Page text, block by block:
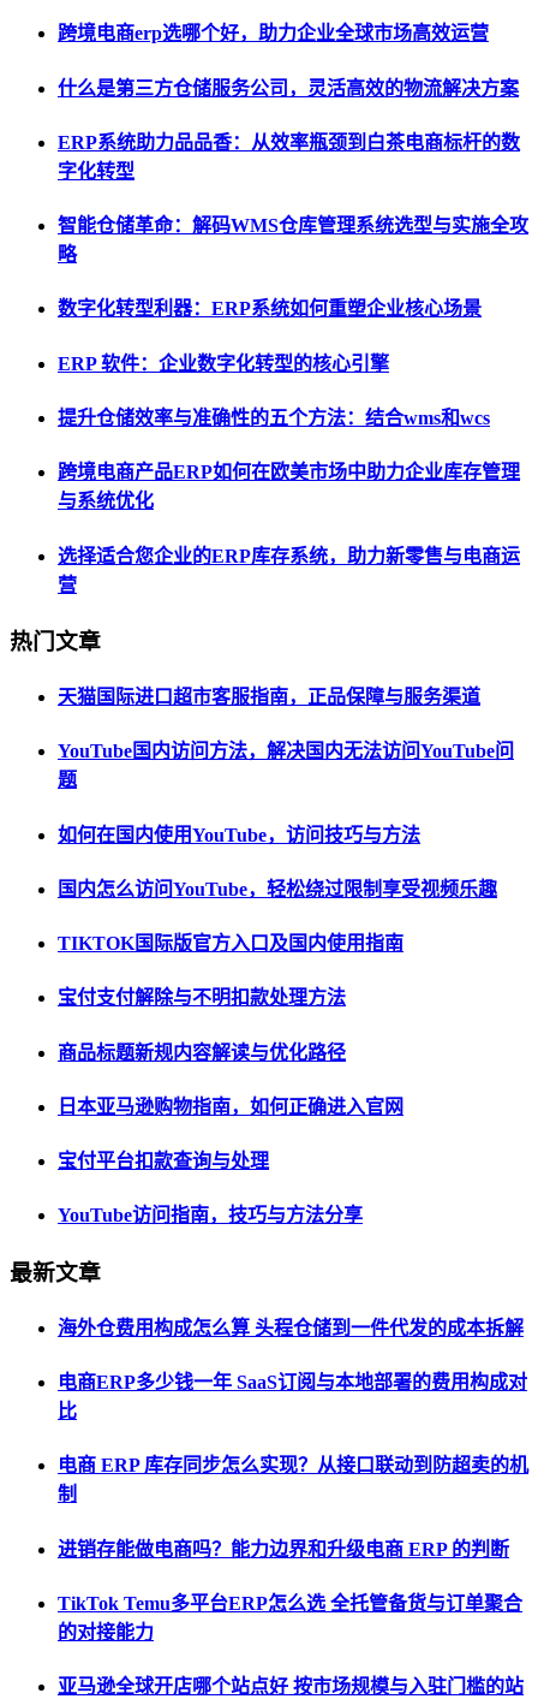
跨境电商erp选哪个好，助力企业全球市场高效运营
什么是第三方仓储服务公司，灵活高效的物流解决方案
ERP系统助力品品香：从效率瓶颈到白茶电商标杆的数
字化转型
智能仓储革命：解码WMS仓库管理系统选型与实施全攻
略
数字化转型利器：ERP系统如何重塑企业核心场景
ERP 软件：企业数字化转型的核心引擎
提升仓储效率与准确性的五个方法：结合wms和wcs
跨境电商产品ERP如何在欧美市场中助力企业库存管理
与系统优化
选择适合您企业的ERP库存系统，助力新零售与电商运
营
热门文章
天猫国际进口超市客服指南，正品保障与服务渠道
YouTube国内访问方法，解决国内无法访问YouTube问
题
如何在国内使用YouTube，访问技巧与方法
国内怎么访问YouTube，轻松绕过限制享受视频乐趣
TIKTOK国际版官方入口及国内使用指南
宝付支付解除与不明扣款处理方法
商品标题新规内容解读与优化路径
日本亚马逊购物指南，如何正确进入官网
宝付平台扣款查询与处理
YouTube访问指南，技巧与方法分享
最新文章
海外仓费用构成怎么算 头程仓储到一件代发的成本拆解
电商ERP多少钱一年 SaaS订阅与本地部署的费用构成对
比
电商 ERP 库存同步怎么实现？从接口联动到防超卖的机
制
进销存能做电商吗？能力边界和升级电商 ERP 的判断
TikTok Temu多平台ERP怎么选 全托管备货与订单聚合
的对接能力
亚马逊全球开店哪个站点好 按市场规模与入驻门槛的站